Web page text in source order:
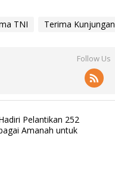
TNI Terima Kunjungan
Follow Us
Pelantikan 252
Amanah untuk